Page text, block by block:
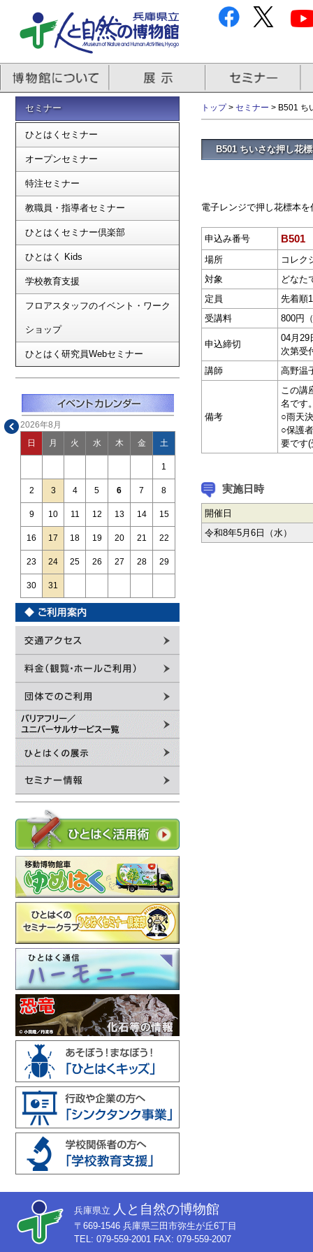
セミナー
ひとはくセミナー
オープンセミナー
特注セミナー
教職員・指導者セミナー
ひとはくセミナー倶楽部
ひとはく Kids
学校教育支援
フロアスタッフのイベント・ワーク
ショップ
ひとはく研究員Webセミナー
2026年8月
日 月 火 水 木 金 土
1
2 3 4 5 6 7 8
9 10 11 12 13 14 15
16 17 18 19 20 21 22
23 24 25 26 27 28 29
30 31
トップ> セミナー > B501 ち
B501 ちいさな押し花
電子レンジで押し花標本
申込み番号 B501
場所
コレク
対象
どなた
定員
先着順
受講料
800円
申込締切
04月29
次第受
講師
高野温
備考
この講
名です
○雨天
○保護
要です
実施日時
開催日
令和8年5月6日（水）
兵庫県立 人と自然の博物館
〒669-1546 兵庫県三田市弥生が丘6丁目
TEL: 079-559-2001 FAX: 079-559-2007